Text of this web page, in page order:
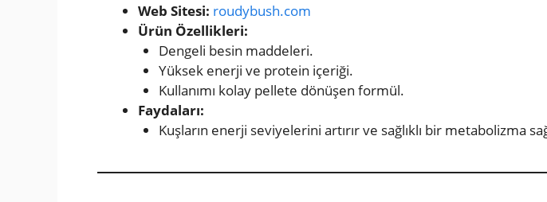
Web Sitesi: roudybush.com
Ürün Özellikleri:
Dengeli besin maddeleri.
Yüksek enerji ve protein içeriği.
Kullanımı kolay pellete dönüşen formül.
Faydaları:
Kuşların enerji seviyelerini artırır ve sağlıklı bir metabolizma